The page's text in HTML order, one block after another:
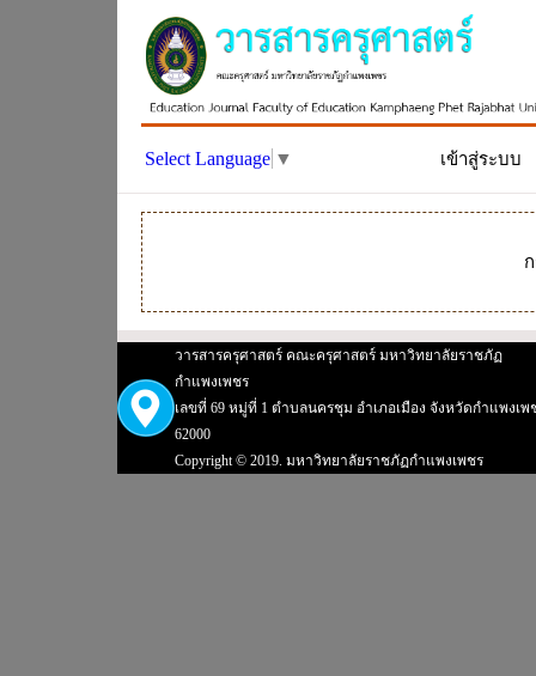
Select Language ▼ เข้าสู่ระบบ
วารสารครุศาสตร์ คณะครุศาสตร์ มหาวิทยาลัยราชภัฏ
กำแพงเพชร
เลขที่ 69 หมู่ที่ 1 ตำบลนครชุม อำเภอเมือง จังหวัดกำแพงเพ
62000
Copyright © 2019. มหาวิทยาลัยราชภัฏกำแพงเพชร